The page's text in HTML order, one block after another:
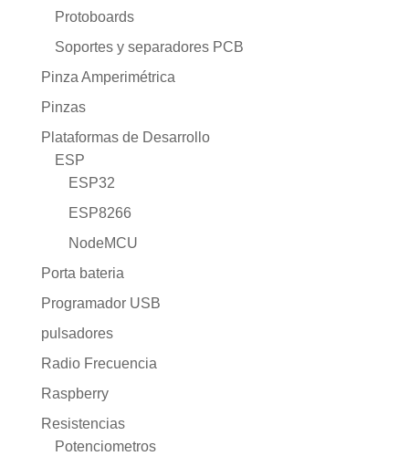
Protoboards
Soportes y separadores PCB
Pinza Amperimétrica
Pinzas
Plataformas de Desarrollo
ESP
ESP32
ESP8266
NodeMCU
Porta bateria
Programador USB
pulsadores
Radio Frecuencia
Raspberry
Resistencias
Potenciometros